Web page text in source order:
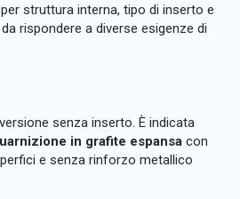
struttura interna, tipo di inserto e
rispondere a diverse esigenze di
senza inserto. È indicata
in grafite espansa con
e senza rinforzo metallico